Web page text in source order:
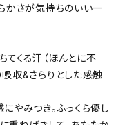
かさが気持ちのいい一
てくる汗（ほんとに不
収&さらりとした感触
やみつき。ふっくら優し